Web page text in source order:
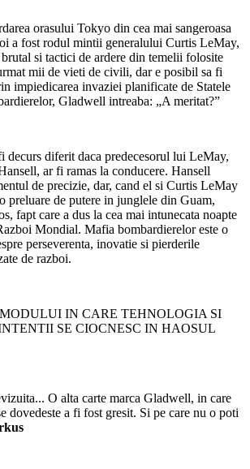
orasului Tokyo din cea mai sangeroasa
a fost rodul mintii generalului Curtis LeMay,
si tactici de ardere din temelii folosite
mii de vieti de civili, dar e posibil sa fi
impiedicarea invaziei planificate de Statele
Gladwell intreaba: „A meritat?”
decurs diferit daca predecesorul lui LeMay,
ar fi ramas la conducere. Hansell
de precizie, dar, cand el si Curtis LeMay
preluare de putere in junglele din Guam,
fapt care a dus la cea mai intunecata noapte
Mondial. Mafia bombardierelor este o
perseverenta, inovatie si pierderile
de razboi.
IN CARE TEHNOLOGIA SI
SE CIOCNESC IN HAOSUL
O alta carte marca Gladwell, in care
dovedeste a fi fost gresit. Si pe care nu o poti